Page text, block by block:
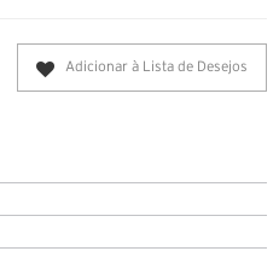
Adicionar à Lista de Desejos